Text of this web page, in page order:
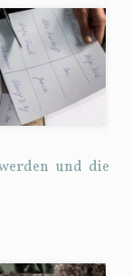
und die